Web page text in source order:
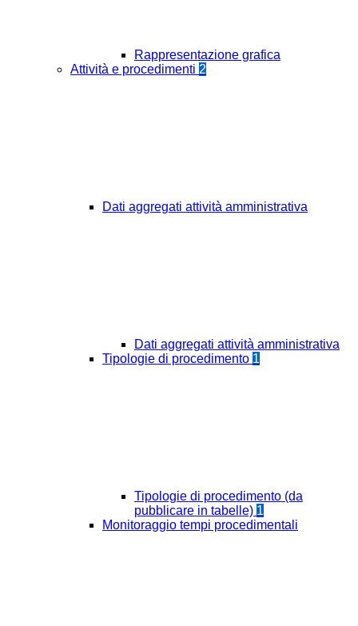
Rappresentazione grafica
Attività e procedimenti 2
Dati aggregati attività amministrativa
Dati aggregati attività amministrativa
Tipologie di procedimento 1
Tipologie di procedimento (da
pubblicare in tabelle) 1
Monitoraggio tempi procedimentali